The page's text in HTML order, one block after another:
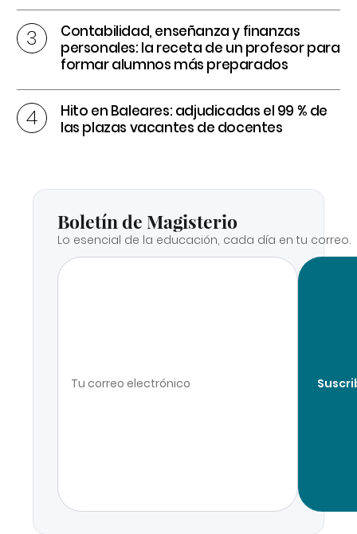
Contabilidad, enseñanza y finanzas
personales: la receta de un profesor para
formar alumnos más preparados
Hito en Baleares: adjudicadas el 99 % de
las plazas vacantes de docentes
Boletín de Magisterio
Lo esencial de la educación, cada día en tu correo.